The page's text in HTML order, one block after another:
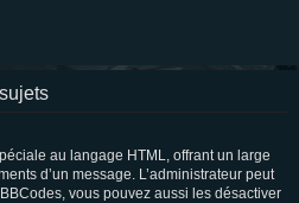
au langage HTML, offrant un large
d’un message. L’administrateur peut
vous pouvez aussi les désactiver